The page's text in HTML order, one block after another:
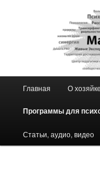
Блог
Главная О
Программы для
Статьи, аудио, видео